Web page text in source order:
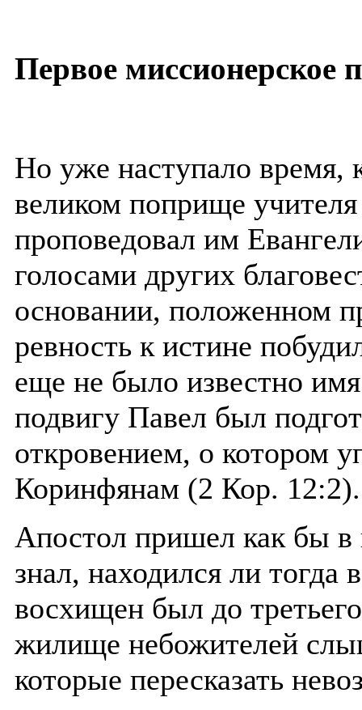
Первое миссионерское
Но уже наступало время,
великом поприще
проповедовал им
голосами других
основании, положенном
ревность к истине
еще не было известно
подвигу Павел был
откровением, о котором
Коринфянам (2 Кор. 12:2).
Апостол пришел как бы в
знал, находился ли тогда
восхищен был до
жилище небожителей
которые пересказать